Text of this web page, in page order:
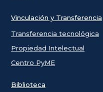
Vinculación y Transferencia
Transferencia tecnológica
Propiedad Intelectual
Centro PyME
Biblioteca